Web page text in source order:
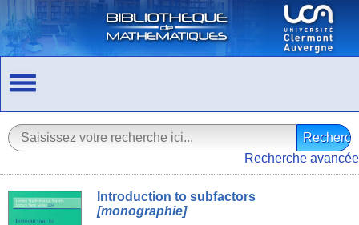
Recherche avancée
Introduction to subfactors
[monographie]